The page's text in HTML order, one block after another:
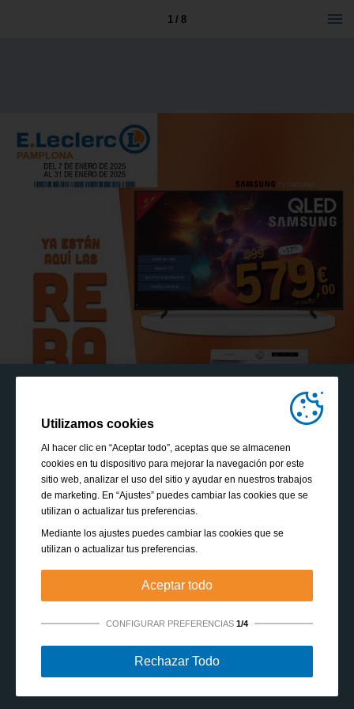
1 / 8
VER TODOS LOS FOLLETOS
Utilizamos cookies
Al hacer clic en “Aceptar todo”, aceptas que se almacenen
cookies en tu dispositivo para mejorar la navegación por este
sitio web, analizar el uso del sitio y ayudar en nuestros trabajos
de marketing. En “Ajustes” puedes cambiar las cookies que se
utilizan o actualizar tus preferencias.
Mediante los ajustes puedes cambiar las cookies que se
utilizan o actualizar tus preferencias.
Aceptar todo
CONFIGURAR PREFERENCIAS 1/4
Estrictamente necesarias:
Estas cookies son esenciales
Rechazar Todo